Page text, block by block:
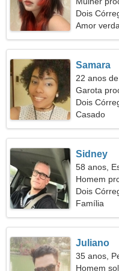
Dois
Amor
Samara
22 anos
Garota
Dois
Casado
Sidney
58 anos,
Homem
Dois
Família
Juliano
35 anos,
Homem